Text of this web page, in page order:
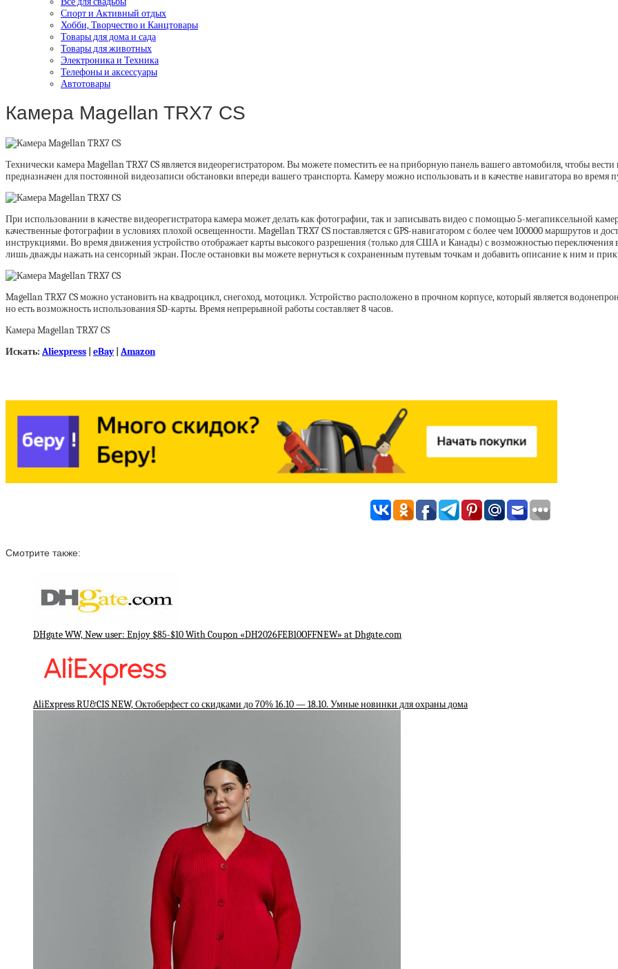
Спорт и Активный отдых
Хобби, Творчество и Канцтовары
Товары для дома и сада
Товары для животных
Электроника и Техника
Телефоны и аксессуары
Автотовары
Камера Magellan TRX7 CS
Технически камера Magellan TRX7 CS является видеорегистратором. Вы можете поместить ее на приборную панель вашего автомобиля, чтобы
предназначен для постоянной видеозаписи обстановки впереди вашего транспорта. Камеру можно использовать и в качестве навигатора во время
При использовании в качестве видеорегистратора камера может делать как фотографии, так и записывать видео с помощью 5-мегапиксельной
качественные фотографии в условиях плохой освещенности. Magellan TRX7 CS поставляется с GPS-навигатором с более чем 100000 маршрутов
инструкциями. Во время движения устройство отображает карты высокого разрешения (только для США и Канады) с возможностью
лишь дважды нажать на сенсорный экран. После остановки вы можете вернуться к сохраненным путевым точкам и добавить описание к ним и
Magellan TRX7 CS можно установить на квадроцикл, снегоход, мотоцикл. Устройство расположено в прочном корпусе, который является
но есть возможность использования SD-карты. Время непрерывной работы составляет 8 часов.
Камера Magellan TRX7 CS
Искать: Aliexpress eBay| Amazon
Смотрите также:
DHgate WW, New user: Enjoy $85-$10 With Coupon «DH2026FEB10OFFNEW» at Dhgate.com
AliExpress RU&CIS NEW, Октоберфест со скидками до 70% 16.10 — 18.10. Умные новинки для охраны дома